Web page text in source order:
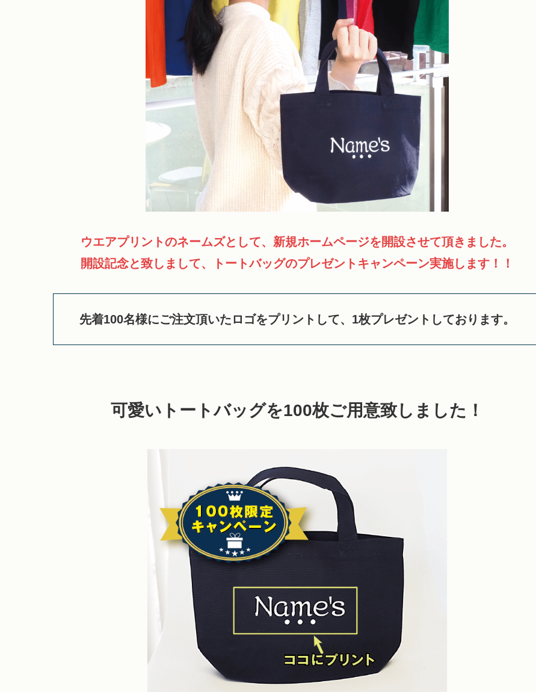
ウエアプリントのネームズとして、新規ホームページを開設させて頂きました。
開設記念と致しまして、トートバッグのプレゼントキャンペーン実施します！！
先着100名様にご注文頂いたロゴをプリントして、1枚プレゼントしております。
可愛いトートバッグを100枚ご用意致しました！